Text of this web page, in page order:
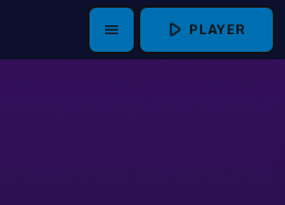
menu play_arrow PLAYER